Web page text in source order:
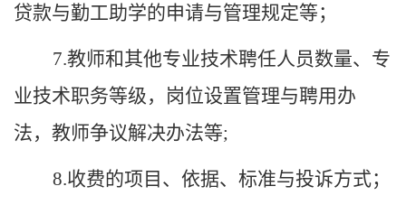
贷款与勤工助学的申请与管理规定等；
7.教师和其他专业技术聘任人员数量、专
业技术职务等级，岗位设置管理与聘用办
法，教师争议解决办法等;
8.收费的项目、依据、标准与投诉方式；